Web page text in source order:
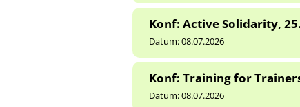
Konf: Active Solidarity,
Datum:08.07.2026
Konf: Training for
Datum:08.07.2026